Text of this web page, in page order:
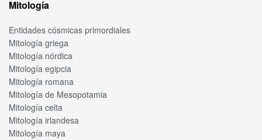
Mitología
Entidades cósmicas primordiales
Mitología griega
Mitología nórdica
Mitología egipcia
Mitología romana
Mitología de Mesopotamia
Mitología celta
Mitología irlandesa
Mitología maya